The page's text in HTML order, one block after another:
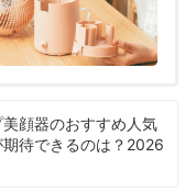
美顔器のおすすめ人気
待できるのは？2026